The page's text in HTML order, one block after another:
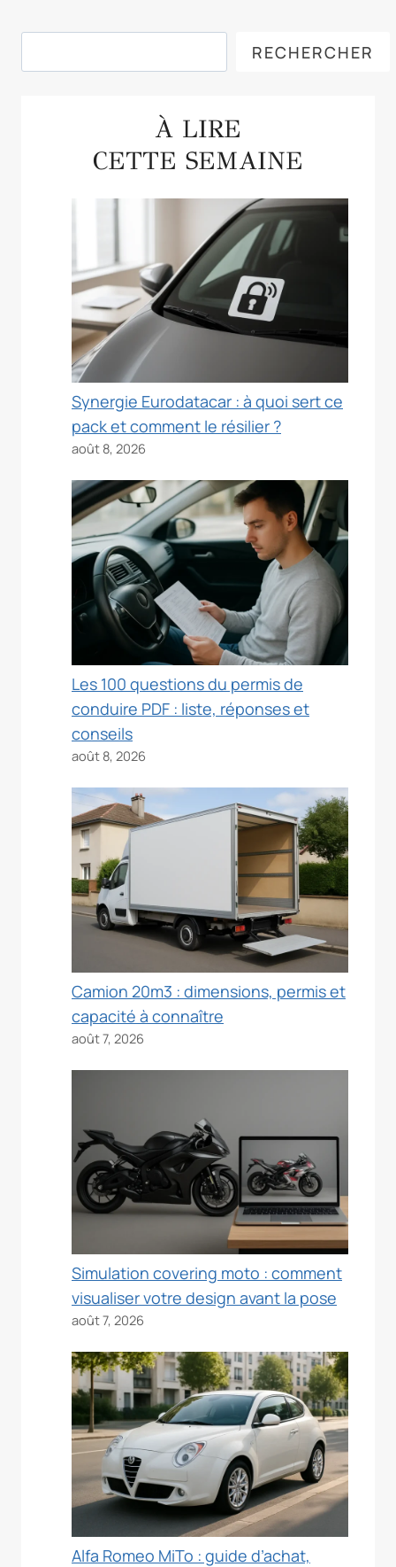
RECHERCHER
À LIRE
CETTE SEMAINE
Synergie Eurodatacar : à quoi sert ce
pack et comment le résilier ?
août 8, 2026
Les 100 questions du permis de
conduire PDF : liste, réponses et
conseils
août 8, 2026
Camion 20m3 : dimensions, permis et
capacité à connaître
août 7, 2026
Simulation covering moto : comment
visualiser votre design avant la pose
août 7, 2026
Alfa Romeo MiTo : guide d’achat,